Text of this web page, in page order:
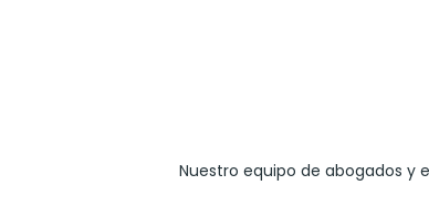
Nuestro equipo de abogados y